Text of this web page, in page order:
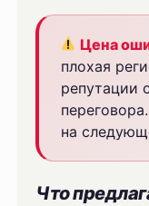
Цена
плохая
репутации
на
Что